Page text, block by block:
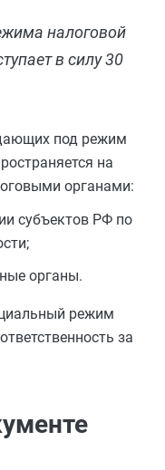
налоговой
в силу 30
под режим
на
органами:
субъектов РФ по
органы.
режим
за